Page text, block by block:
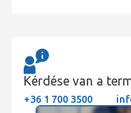
Kérdése van a
+36 1 700 3500